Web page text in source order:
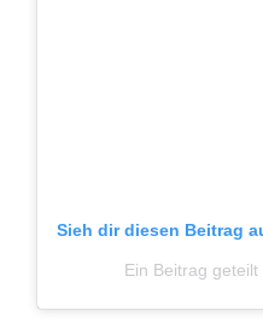
Sieh dir diesen Beitrag
Ein Beitrag